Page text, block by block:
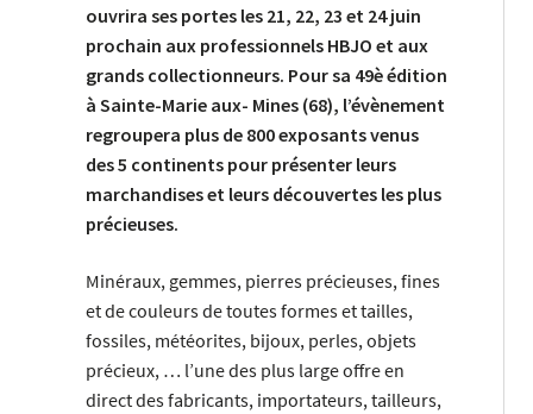
ouvrira ses portes les 21, 22, 23 et 24 juin
prochain aux professionnels HBJO et aux
grands collectionneurs. Pour sa 49è édition
à Sainte-Marie aux- Mines (68), l’évènement
regroupera plus de 800 exposants venus
des 5 continents pour présenter leurs
marchandises et leurs découvertes les plus
précieuses.
Minéraux, gemmes, pierres précieuses, fines
et de couleurs de toutes formes et tailles,
fossiles, météorites, bijoux, perles, objets
précieux, … l’une des plus large offre en
direct des fabricants, importateurs, tailleurs,